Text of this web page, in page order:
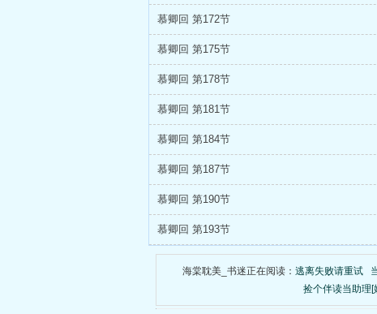
慕卿回 第172节
慕卿回 第175节
慕卿回 第178节
慕卿回 第181节
慕卿回 第184节
慕卿回 第187节
慕卿回 第190节
慕卿回 第193节
海棠耽美_书迷正在阅读： 逃离失败请重试
捡个伴读当助理[